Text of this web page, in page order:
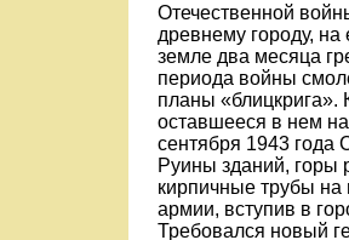
Отечественной
древнему городу,
земле два месяца
периода войны
планы «блицкрига».
оставшееся в нем
сентября 1943 года
Руины зданий, горы
кирпичные трубы
армии, вступив в
Требовался новый